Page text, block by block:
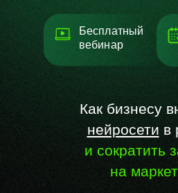
Бесплатный
вебинар
Как бизнесу
нейросети в
и сократить
на